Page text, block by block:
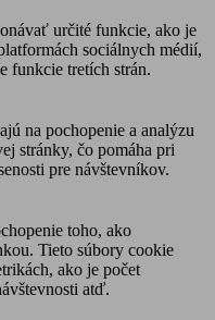
určité funkcie, ako je
sociálnych médií,
funkcie tretích strán.
na pochopenie a analýzu
stránky, čo pomáha pri
pre návštevníkov.
toho, ako
Tieto súbory cookie
ako je počet
atď.